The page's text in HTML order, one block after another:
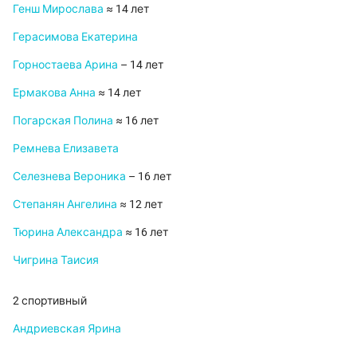
Генш Мирослава ≈ 14 лет
Герасимова Екатерина
Горностаева Арина – 14 лет
Ермакова Анна ≈ 14 лет
Погарская Полина ≈ 16 лет
Ремнева Елизавета
Селезнева Вероника – 16 лет
Степанян Ангелина ≈ 12 лет
Тюрина Александра ≈ 16 лет
Чигрина Таисия
2 спортивный
Андриевская Ярина